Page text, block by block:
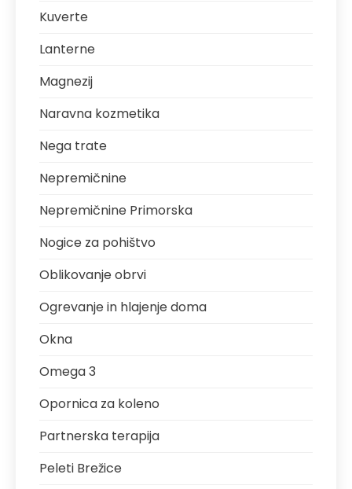
Kuverte
Lanterne
Magnezij
Naravna kozmetika
Nega trate
Nepremičnine
Nepremičnine Primorska
Nogice za pohištvo
Oblikovanje obrvi
Ogrevanje in hlajenje doma
Okna
Omega 3
Opornica za koleno
Partnerska terapija
Peleti Brežice